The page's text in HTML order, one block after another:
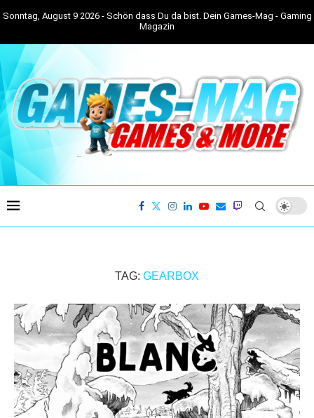
Sonntag, August 9 2026 - Schön dass Du da bist. Dein Games-Mag - Gaming
Magazin
TAG: GEARBOX